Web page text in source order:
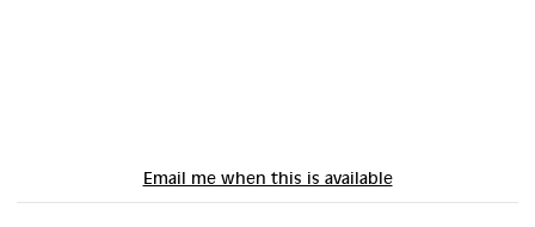
Email me when this is available